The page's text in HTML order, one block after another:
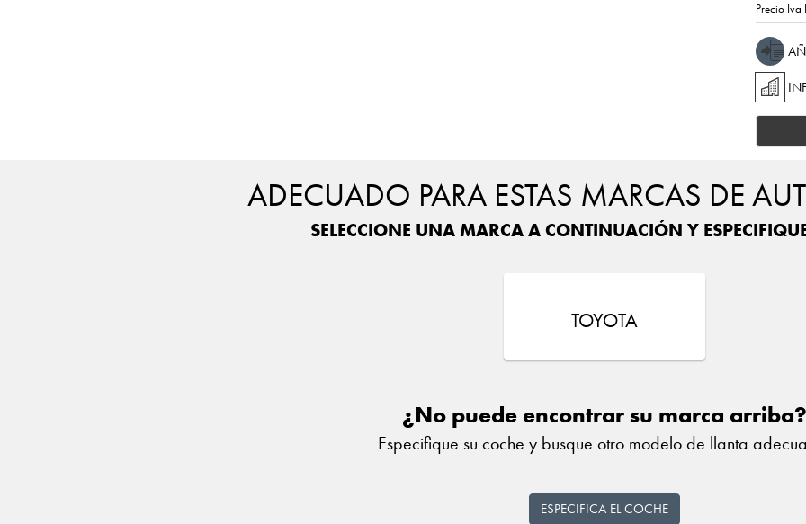
Precio Iva
ADECUADO PARA ESTAS MARCAS DE
SELECCIONE UNA MARCA A CONTINUACIÓN Y
TOYOTA
¿No puede encontrar su marca arriba?
Especifique su coche y busque otro modelo de llanta
ESPECIFICA EL COCHE